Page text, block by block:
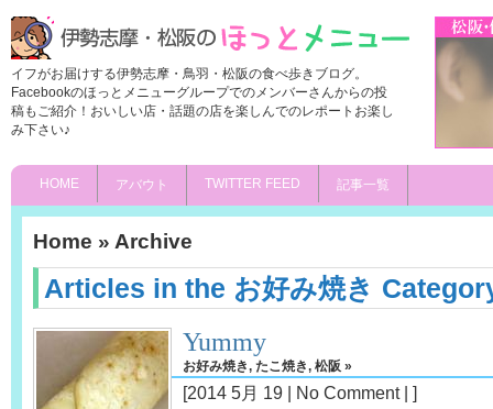
イフがお届けする伊勢志摩・鳥羽・松阪の食べ歩きブログ。
Facebookのほっとメニューグループでのメンバーさんからの投
稿もご紹介！おいしい店・話題の店を楽しんでのレポートお楽し
み下さい♪
HOME アバウト TWITTER FEED 記事一覧
Home » Archive
Articles in the お好み焼き
Yummy
お好み焼き, たこ焼き, 松阪 »
[2014 5月 19 | No Comment| ]